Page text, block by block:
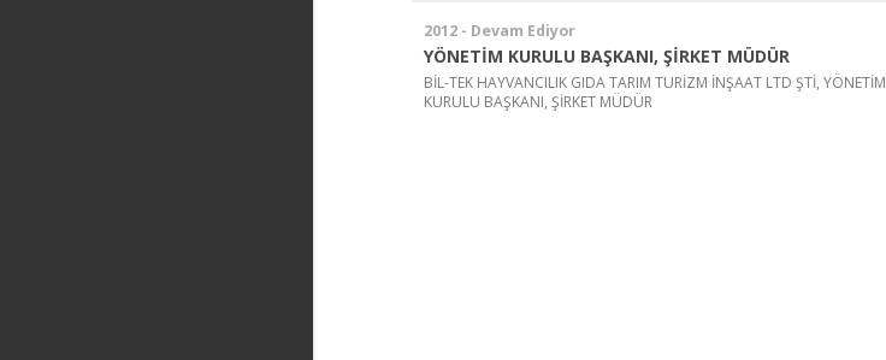
2012 - Devam Ediyor
YÖNETİM KURULU BAŞKANI, ŞİRKET MÜDÜR
BİL-TEK HAYVANCILIK GIDA TARIM TURİZM İNŞAAT LTD ŞTİ, YÖNETİM
KURULU BAŞKANI, ŞİRKET MÜDÜR